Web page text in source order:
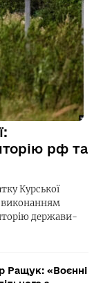
рф та
Курської
виконанням
держави-
Ращук: «Воєнні